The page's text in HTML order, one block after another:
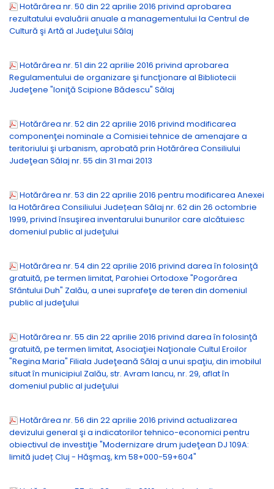
Hotărârea nr. 50 din 22 aprilie 2016 privind aprobarea
rezultatului evaluării anuale a managementului la Centrul de
Cultură şi Artă al Judeţului Sălaj
Hotărârea nr. 51 din 22 aprilie 2016 privind aprobarea
Regulamentului de organizare şi funcţionare al Bibliotecii
Judeţene "Ioniţă Scipione Bădescu" Sălaj
Hotărârea nr. 52 din 22 aprilie 2016 privind modificarea
componenţei nominale a Comisiei tehnice de amenajare a
teritoriului şi urbanism, aprobată prin Hotărârea Consiliului
Judeţean Sălaj nr. 55 din 31 mai 2013
Hotărârea nr. 53 din 22 aprilie 2016 pentru modificarea Anexei
la Hotărârea Consiliului Județean Sălaj nr. 62 din 26 octombrie
1999, privind însuşirea inventarului bunurilor care alcătuiesc
domeniul public al judeţului
Hotărârea nr. 54 din 22 aprilie 2016 privind darea în folosinţă
gratuită, pe termen limitat, Parohiei Ortodoxe "Pogorârea
Sfântului Duh" Zalău, a unei suprafeţe de teren din domeniul
public al judeţului
Hotărârea nr. 55 din 22 aprilie 2016 privind darea în folosinţă
gratuită, pe termen limitat, Asociaţiei Naţionale Cultul Eroilor
"Regina Maria" Filiala Judeţeană Sălaj a unui spaţiu, din imobilul
situat în municipiul Zalău, str. Avram Iancu, nr. 29, aflat în
domeniul public al judeţului
Hotărârea nr. 56 din 22 aprilie 2016 privind actualizarea
devizului general şi a indicatorilor tehnico-economici pentru
obiectivul de investiţie "Modernizare drum judeţean DJ 109A:
limită județ Cluj - Hăşmaş, km 58+000-59+604"